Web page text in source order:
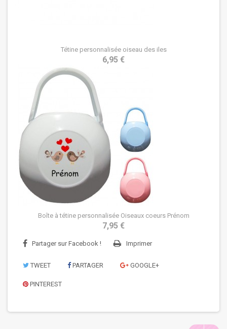
Tétine personnalisée oiseau des iles
6,95 €
Boîte à tétine personnalisée Oiseaux coeurs Prénom
7,95 €
Partager sur Facebook ! Imprimer
TWEET PARTAGER GOOGLE+
PINTEREST